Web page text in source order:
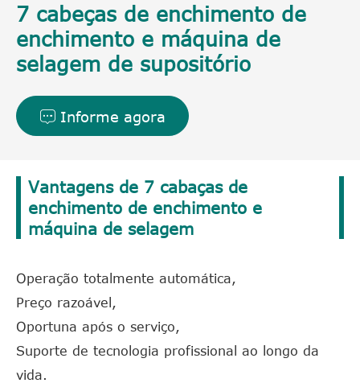
7 cabeças de enchimento de
enchimento e máquina de
selagem de supositório
Informe agora
Vantagens de 7 cabaças de
enchimento de enchimento e
máquina de selagem
Operação totalmente automática,
Preço razoável,
Oportuna após o serviço,
Suporte de tecnologia profissional ao longo da
vida.